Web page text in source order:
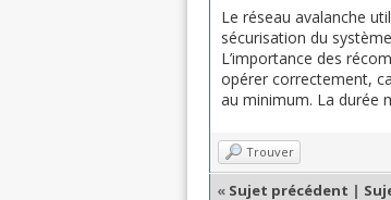
Le réseau avalanche
sécurisation du
L’importance des
opérer correctement,
au minimum. La durée
Trouver
« Sujet précédent |